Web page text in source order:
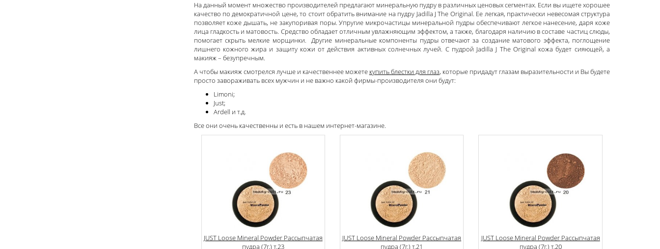
На данный момент множество производителей предлагают минеральную пудру в различных ценовых сегментах. Если вы ищете хорошее
качество по демократичной цене, то стоит обратить внимание на пудру Jadilla J The Original. Ее легкая, практически невесомая структура
позволяет коже дышать, не закупоривая поры. Упругие микрочастицы минеральной пудры обеспечивают легкое нанесение, даря коже
лица гладкость и матовость. Средство обладает отличным увлажняющим эффектом, а также, благодаря наличию в составе частиц слюды,
помогает скрыть мелкие морщинки. Другие минеральные компоненты пудры отвечают за создание матового эффекта, поглощение
лишнего кожного жира и защиту кожи от действия активных солнечных лучей. С пудрой Jadilla J The Original кожа будет сияющей, а
макияж – безупречным.
А чтобы макияж смотрелся лучше и качественнее можете купить блестки для глаз, которые придадут глазам выразительности и Вы будете
просто завораживать всех мужчин и не важно какой фирмы-производителя они будут:
Limoni;
Just;
Ardell и т.д.
Все они очень качественны и есть в нашем интернет-магазине.
JUST Loose Mineral Powder Рассыпчатая
пудра (7г.) т.23
JUST Loose Mineral Powder Рассыпчатая
пудра (7г.) т.21
JUST Loose Mineral Powder Рассыпчатая
пудра (7г.) т.20